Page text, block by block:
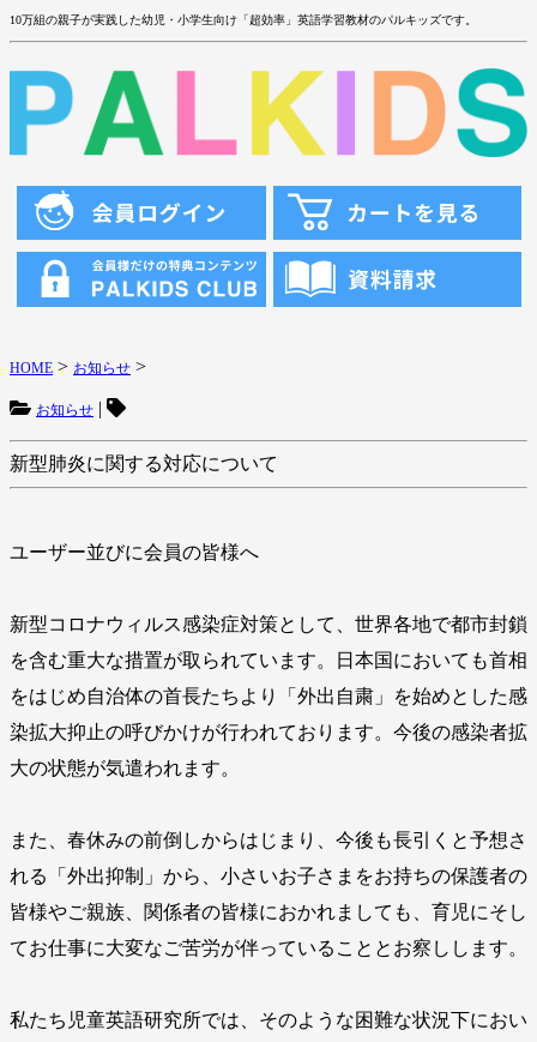
10万組の親子が実践した幼児・小学生向け「超効率」英語学習教材のパルキッズです。
HOME > お知らせ >
お知らせ |
新型肺炎に関する対応について
ユーザー並びに会員の皆様へ
新型コロナウィルス感染症対策として、世界各地で都市封鎖
を含む重大な措置が取られています。日本国においても首相
をはじめ自治体の首長たちより「外出自粛」を始めとした感
染拡大抑止の呼びかけが行われております。今後の感染者拡
大の状態が気遣われます。
また、春休みの前倒しからはじまり、今後も長引くと予想さ
れる「外出抑制」から、小さいお子さまをお持ちの保護者の
皆様やご親族、関係者の皆様におかれましても、育児にそし
てお仕事に大変なご苦労が伴っていることとお察しします。
私たち児童英語研究所では、そのような困難な状況下におい